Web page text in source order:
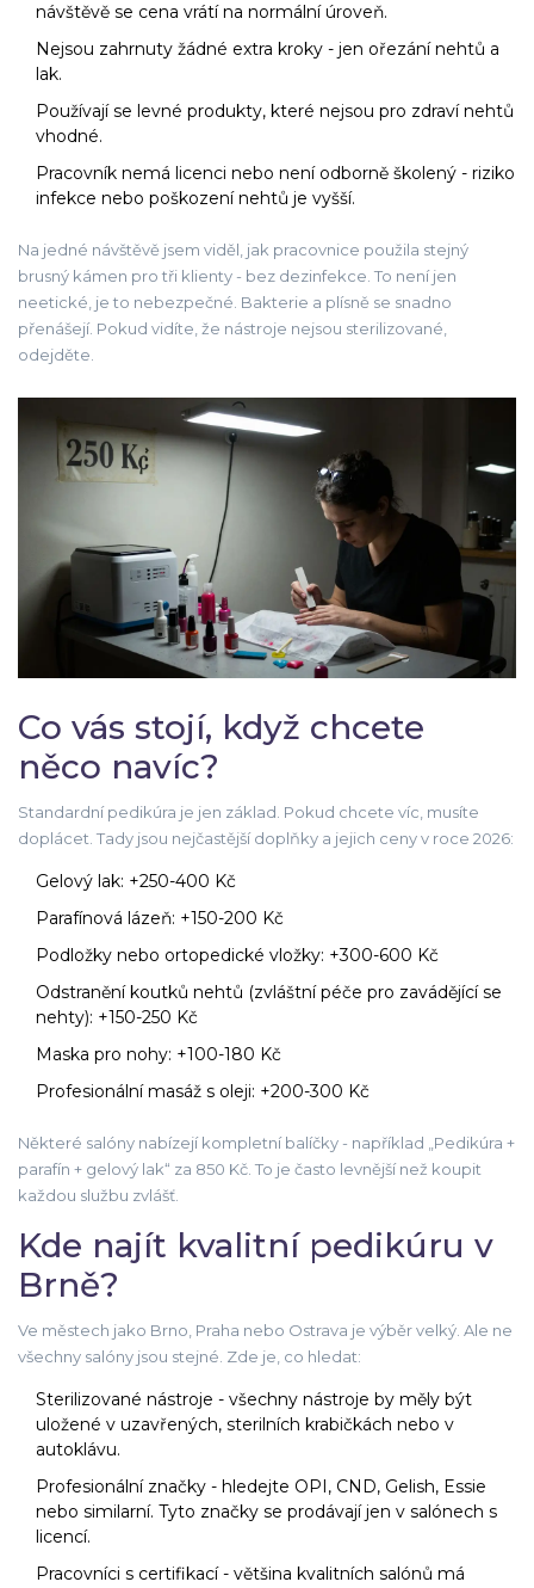
návštěvě se cena vrátí na normální úroveň.
Nejsou zahrnuty žádné extra kroky - jen ořezání nehtů a
lak.
Používají se levné produkty, které nejsou pro zdraví nehtů
vhodné.
Pracovník nemá licenci nebo není odborně školený - riziko
infekce nebo poškození nehtů je vyšší.
Na jedné návštěvě jsem viděl, jak pracovnice použila stejný
brusný kámen pro tři klienty - bez dezinfekce. To není jen
neetické, je to nebezpečné. Bakterie a plísně se snadno
přenášejí. Pokud vidíte, že nástroje nejsou sterilizované,
odejděte.
Co vás stojí, když chcete
něco navíc?
Standardní pedikúra je jen základ. Pokud chcete víc, musíte
doplácet. Tady jsou nejčastější doplňky a jejich ceny v roce 2026:
Gelový lak: +250-400 Kč
Parafínová lázeň: +150-200 Kč
Podložky nebo ortopedické vložky: +300-600 Kč
Odstranění koutků nehtů (zvláštní péče pro zavádějící se
nehty): +150-250 Kč
Maska pro nohy: +100-180 Kč
Profesionální masáž s oleji: +200-300 Kč
Některé salóny nabízejí kompletní balíčky - například „Pedikúra +
parafín + gelový lak“ za 850 Kč. To je často levnější než koupit
každou službu zvlášť.
Kde najít kvalitní pedikúru v
Brně?
Ve městech jako Brno, Praha nebo Ostrava je výběr velký. Ale ne
všechny salóny jsou stejné. Zde je, co hledat:
Sterilizované nástroje - všechny nástroje by měly být
uložené v uzavřených, sterilních krabičkách nebo v
autoklávu.
Profesionální značky - hledejte OPI, CND, Gelish, Essie
nebo similarní. Tyto značky se prodávají jen v salónech s
licencí.
Pracovníci s certifikací - většina kvalitních salónů má